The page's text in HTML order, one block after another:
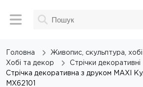
Головна
Живопис, скульптура, хобі
Хобі та декор
Стрічки декоративні
Стрічка декоративна з друком MAXI
MX62101